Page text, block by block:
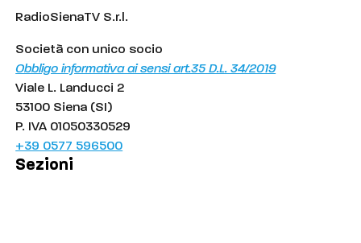
RadioSienaTV S.r.l.
Società con unico socio
Obbligo informativa ai sensi art.35 D.L. 34/2019
Viale L. Landucci 2
53100 Siena (SI)
P. IVA 01050330529
+39 0577 596500
Sezioni